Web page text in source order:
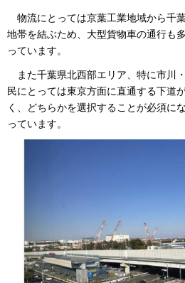
物流にとっては京葉工業地域から千
地帯を結ぶため、大型貨物車の通行も
っています。
また千葉県北西部エリア、特に市川
民にとっては東京方面に直通する下道
く、どちらかを選択することが必須に
っています。